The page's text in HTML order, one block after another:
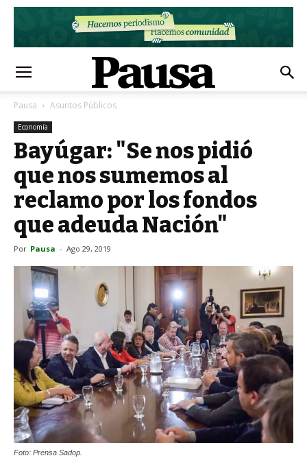
Pausa Asuntos Públicos
Economía
Bayúgar: "Se nos pidió
que nos sumemos al
reclamo por los fondos
que adeuda Nación"
Por Pausa - Ago 29, 2019
Foto: Prensa Sadop.